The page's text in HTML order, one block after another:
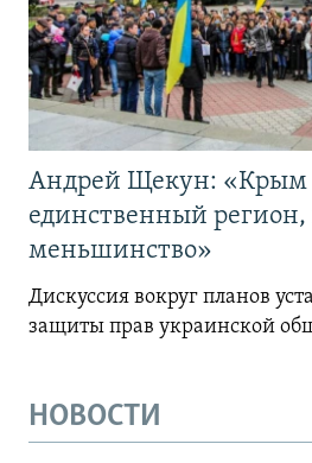
Андрей Щекун: «Крым
единственный
меньшинство»
Дискуссия вокруг планов
защиты прав украинской
НОВОСТИ